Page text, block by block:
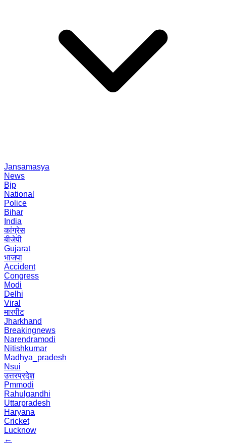
Jansamasya
News
Bjp
National
Police
Bihar
India
कांग्रेस
बीजेपी
Gujarat
भाजपा
Accident
Congress
Modi
Delhi
Viral
मारपीट
Jharkhand
Breakingnews
Narendramodi
Nitishkumar
Madhya_pradesh
Nsui
उत्तरप्रदेश
Pmmodi
Rahulgandhi
Uttarpradesh
Haryana
Cricket
Lucknow
←